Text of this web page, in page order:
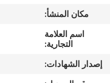
أشرطة
معلومات
مكان المنشأ:
اسم العلامة
التجارية:
إصدار الشهادات: